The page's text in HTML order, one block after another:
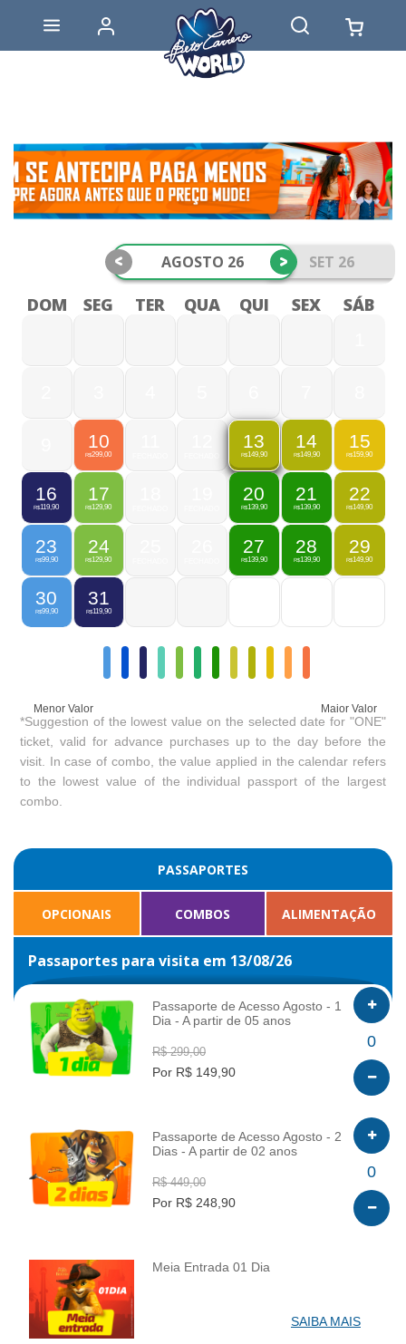
AGOSTO 26 SET 26
< >
DOM SEG TER QUA QUI SEX SÁB
10
R$299,00
13
R$149,90
14
R$149,90
15
R$159,90
16
R$119,90
17
R$129,90
20
R$139,90
21
R$139,90
22
R$149,90
23
R$99,90
24
R$129,90
27
R$139,90
28
R$139,90
29
R$149,90
30
R$99,90
31
R$119,90
Menor Valor Maior Valor
*Suggestion of the lowest value on the selected date for "ONE"
ticket, valid for advance purchases up to the day before the
visit. In case of combo, the value applied in the calendar refers
to the lowest value of the individual passport of the largest
combo.
PASSAPORTES
OPCIONAIS COMBOS ALIMENTAÇÃO
Passaportes para visita em 13/08/26
INFO
Passaporte de Acesso Agosto - 1
Dia - A partir de 05 anos
R$ 299,00
Por R$ 149,90
0
INFO
Passaporte de Acesso Agosto - 2
Dias - A partir de 02 anos
R$ 449,00
Por R$ 248,90
0
INFO
Meia Entrada 01 Dia
SAIBA MAIS